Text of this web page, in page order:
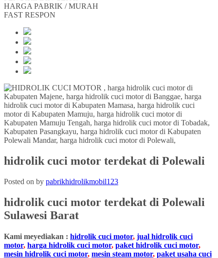
HARGA PABRIK / MURAH
FAST RESPON
hidrolik cuci motor terdekat di Polewali
Posted on by pabrikhidrolikmobil123
hidrolik cuci motor terdekat di Polewali
Sulawesi Barat
Kami meyediakan : hidrolik cuci motor, jual hidrolik cuci
motor, harga hidrolik cuci motor, paket hidrolik cuci motor,
mesin hidrolik cuci motor, mesin steam motor, paket usaha cuci